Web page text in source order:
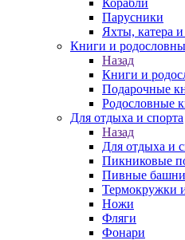
Корабли
Парусники
Яхты, катера
Книги и
Назад
Книги и
Подарочные
Родословные
Для отдыха и спорта
Назад
Для отдыха и
Пикниковые
Пивные
Термокружки
Ножи
Фляги
Фонари